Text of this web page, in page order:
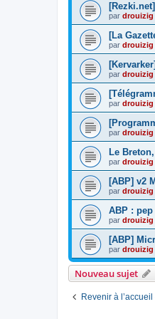
par drouizig
[La
par drouizig
par drouizig
par drouizig
par drouizig
Le
par drouizig
[ABP] v2
par drouizig
ABP :
par drouizig
[ABP]
par drouizig
Nouveau sujet
Revenir à